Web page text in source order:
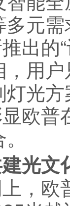
元
出
用
光
欧
光文
，欧